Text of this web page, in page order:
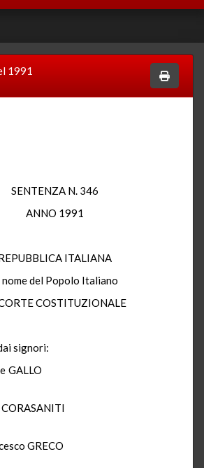
1991
SENTENZA N. 346
ANNO 1991
ITALIANA
nome del Popolo Italiano
COSTITUZIONALE
signori:
Ettore GALLO
CORASANITI
GRECO